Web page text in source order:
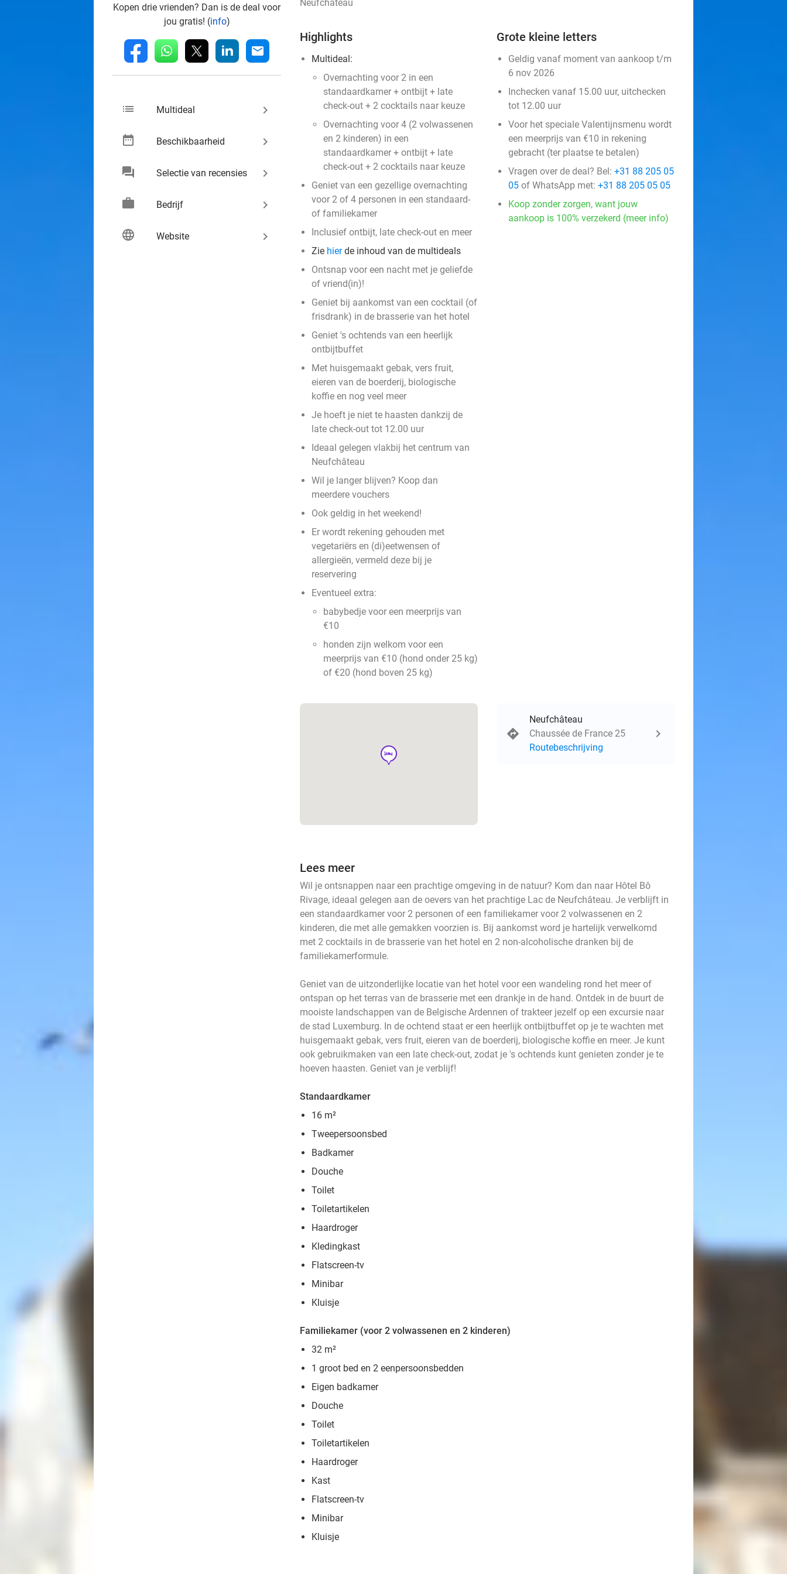
Kopen drie vrienden? Dan is de deal voor
jou gratis! (info)
fb whatsapp linkedin mail
list Multideal keyboard_arrow_right
date_range Beschikbaarheid keyboard_arrow_right
chat Selectie van recensies keyboard_arrow_right
work Bedrijf keyboard_arrow_right
language Website keyboard_arrow_right
Neufchâteau
Highlights
Multideal:
Overnachting voor 2 in een
standaardkamer + ontbijt + late
check-out + 2 cocktails naar keuze
Overnachting voor 4 (2 volwassenen
en 2 kinderen) in een
standaardkamer + ontbijt + late
check-out + 2 cocktails naar keuze
Geniet van een gezellige overnachting
voor 2 of 4 personen in een standaard-
of familiekamer
Inclusief ontbijt, late check-out en meer
Zie hierde inhoud van de multideals
Ontsnap voor een nacht met je geliefde
of vriend(in)!
Geniet bij aankomst van een cocktail (of
frisdrank) in de brasserie van het hotel
Geniet 's ochtends van een heerlijk
ontbijtbuffet
Met huisgemaakt gebak, vers fruit,
eieren van de boerderij, biologische
koffie en nog veel meer
Je hoeft je niet te haasten dankzij de
late check-out tot 12.00 uur
Ideaal gelegen vlakbij het centrum van
Neufchâteau
Wil je langer blijven? Koop dan
meerdere vouchers
Ook geldig in het weekend!
Er wordt rekening gehouden met
vegetariërs en (di)eetwensen of
allergieën, vermeld deze bij je
reservering
Eventueel extra:
babybedje voor een meerprijs van
€10
honden zijn welkom voor een
meerprijs van €10 (hond onder 25 kg)
of €20 (hond boven 25 kg)
Grote kleine letters
Geldig vanaf moment van aankoop t/m
6 nov 2026
Inchecken vanaf 15.00 uur, uitchecken
tot 12.00 uur
Voor het speciale Valentijnsmenu wordt
een meerprijs van €10 in rekening
gebracht (ter plaatse te betalen)
Vragen over de deal? Bel: +31 88 205 05
05 of WhatsApp met: +31 88 205 05 05
Koop zonder zorgen, want jouw
aankoop is 100% verzekerd (meer info)
hotel
Neufchâteau
Chaussée de France 25
Routebeschrijving
Lees meer
Wil je ontsnappen naar een prachtige omgeving in de natuur? Kom dan naar Hôtel Bô
Rivage, ideaal gelegen aan de oevers van het prachtige Lac de Neufchâteau. Je verblijft in
een standaardkamer voor 2 personen of een familiekamer voor 2 volwassenen en 2
kinderen, die met alle gemakken voorzien is. Bij aankomst word je hartelijk verwelkomd
met 2 cocktails in de brasserie van het hotel en 2 non-alcoholische dranken bij de
familiekamerformule.
Geniet van de uitzonderlijke locatie van het hotel voor een wandeling rond het meer of
ontspan op het terras van de brasserie met een drankje in de hand. Ontdek in de buurt de
mooiste landschappen van de Belgische Ardennen of trakteer jezelf op een excursie naar
de stad Luxemburg. In de ochtend staat er een heerlijk ontbijtbuffet op je te wachten met
huisgemaakt gebak, vers fruit, eieren van de boerderij, biologische koffie en meer. Je kunt
ook gebruikmaken van een late check-out, zodat je 's ochtends kunt genieten zonder je te
hoeven haasten. Geniet van je verblijf!
Standaardkamer
16 m²
Tweepersoonsbed
Badkamer
Douche
Toilet
Toiletartikelen
Haardroger
Kledingkast
Flatscreen-tv
Minibar
Kluisje
Familiekamer (voor 2 volwassenen en 2 kinderen)
32 m²
1 groot bed en 2 eenpersoonsbedden
Eigen badkamer
Douche
Toilet
Toiletartikelen
Haardroger
Kast
Flatscreen-tv
Minibar
Kluisje